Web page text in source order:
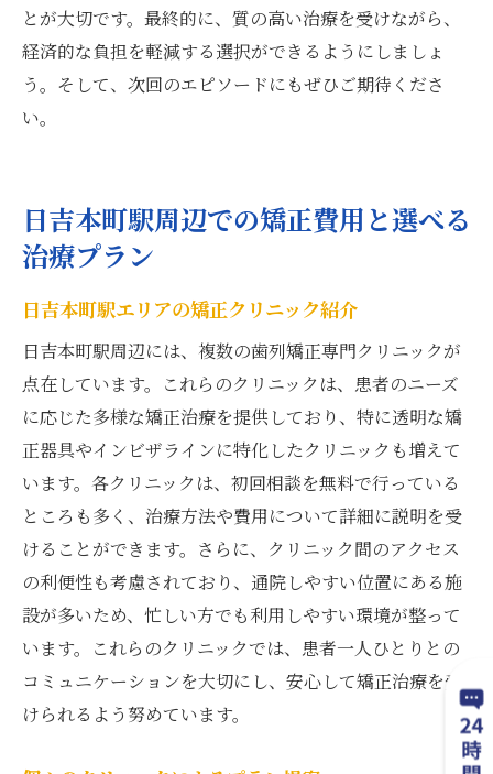
とが大切です。最終的に、質の高い治療を受けながら、
経済的な負担を軽減する選択ができるようにしましょ
う。そして、次回のエピソードにもぜひご期待くださ
い。
日吉本町駅周辺での矯正費用と選べる
治療プラン
日吉本町駅エリアの矯正クリニック紹介
日吉本町駅周辺には、複数の歯列矯正専門クリニックが
点在しています。これらのクリニックは、患者のニーズ
に応じた多様な矯正治療を提供しており、特に透明な矯
正器具やインビザラインに特化したクリニックも増えて
います。各クリニックは、初回相談を無料で行っている
ところも多く、治療方法や費用について詳細に説明を受
けることができます。さらに、クリニック間のアクセス
の利便性も考慮されており、通院しやすい位置にある施
設が多いため、忙しい方でも利用しやすい環境が整って
います。これらのクリニックでは、患者一人ひとりとの
コミュニケーションを大切にし、安心して矯正治療を受
けられるよう努めています。